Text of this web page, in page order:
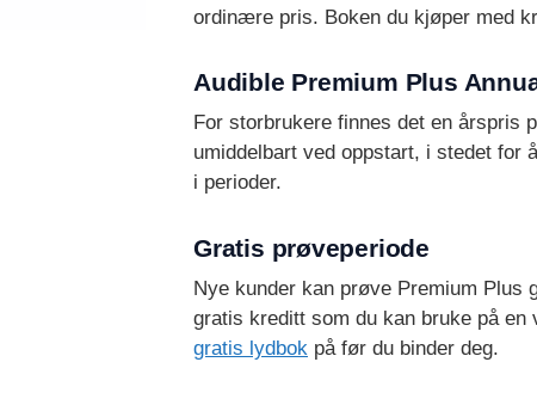
ordinære pris. Boken du kjøper med
Audible Premium Plus
For storbrukere finnes det en årspris
umiddelbart ved oppstart, i stedet for
i perioder.
Gratis prøveperiode
Nye kunder kan prøve Premium Plus
gratis kreditt som du kan bruke på
gratis lydbok på før du binder deg.